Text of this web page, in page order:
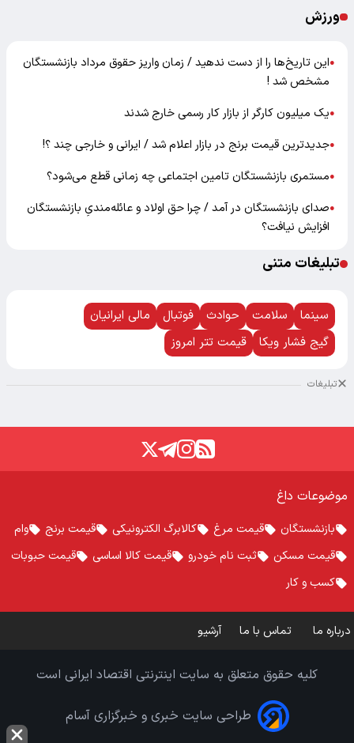
ورزش
●این تاریخ‌ها را از دست ندهید / زمان واریز حقوق مرداد بازنشستگان
مشخص شد !
●یک میلیون کارگر از بازار کار رسمی خارج شدند
●جدیدترین قیمت برنج در بازار اعلام شد / ایرانی و خارجی چند ؟!
●مستمری بازنشستگان تامین اجتماعی چه زمانی قطع می‌شود؟
●صدای بازنشستگان در آمد / چرا حق اولاد و عائله‌مندیِ بازنشستگان
افزایش نیافت؟
تبلیغات متنی
سینما سلامت حوادث فوتبال
مالی ایرانیان
گیج فشار ویکا
قیمت تتر امروز
تبلیغات
موضوعات داغ
بازنشستگان قیمت مرغ کالابرگ الکترونیکی قیمت برنج
وام
قیمت مسکن
ثبت نام خودرو قیمت کالا اساسی
قیمت حبوبات
کسب و کار
درباره ما تماس با ما آرشیو
کلیه حقوق متعلق به سایت اینترنتی اقتصاد ایرانی است
طراحی سایت خبری و خبرگزاری آسام